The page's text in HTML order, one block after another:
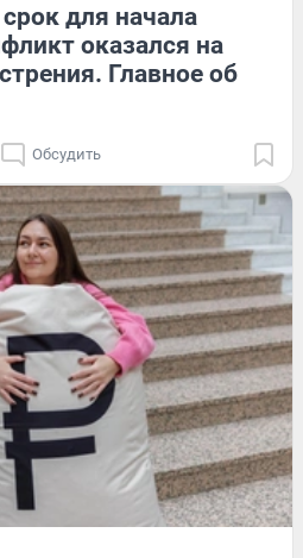
для начала
оказался на
Главное об
Обсудить